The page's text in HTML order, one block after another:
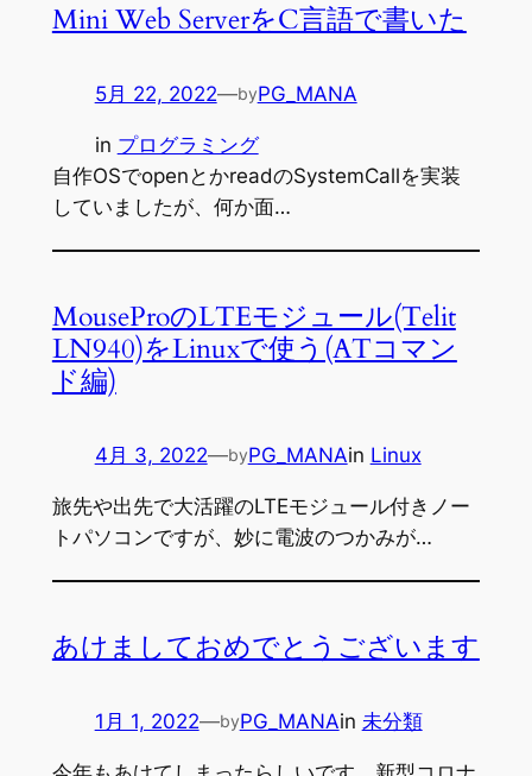
Mini Web ServerをC言語で書いた
5月 22, 2022—byPG_MANA
in プログラミング
自作OSでopenとかreadのSystemCallを実装
していましたが、何か面…
MouseProのLTEモジュール(Telit
LN940)をLinuxで使う(ATコマン
ド編)
4月 3, 2022—byPG_MANAin Linux
旅先や出先で大活躍のLTEモジュール付きノー
トパソコンですが、妙に電波のつかみが…
あけましておめでとうございます
1月 1, 2022—byPG_MANAin 未分類